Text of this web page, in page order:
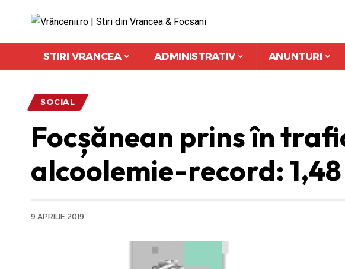
STIRI VRANCEA ADMINISTRATIV ANUNTURI
SOCIAL
Focșănean prins în
alcoolemie-record:
9 APRILIE 2019